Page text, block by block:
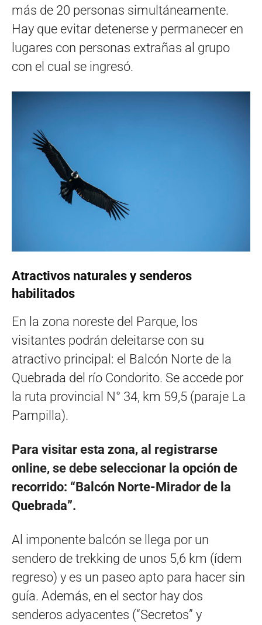
más de 20 personas simultáneamente.
Hay que evitar detenerse y permanecer en
lugares con personas extrañas al grupo
con el cual se ingresó.
Atractivos naturales y senderos
habilitados
En la zona noreste del Parque, los
visitantes podrán deleitarse con su
atractivo principal: el Balcón Norte de la
Quebrada del río Condorito. Se accede por
la ruta provincial N° 34, km 59,5 (paraje La
Pampilla).
Para visitar esta zona, al registrarse
online, se debe seleccionar la opción de
recorrido: “Balcón Norte-Mirador de la
Quebrada”.
Al imponente balcón se llega por un
sendero de trekking de unos 5,6 km (ídem
regreso) y es un paseo apto para hacer sin
guía. Además, en el sector hay dos
senderos adyacentes (“Secretos” y